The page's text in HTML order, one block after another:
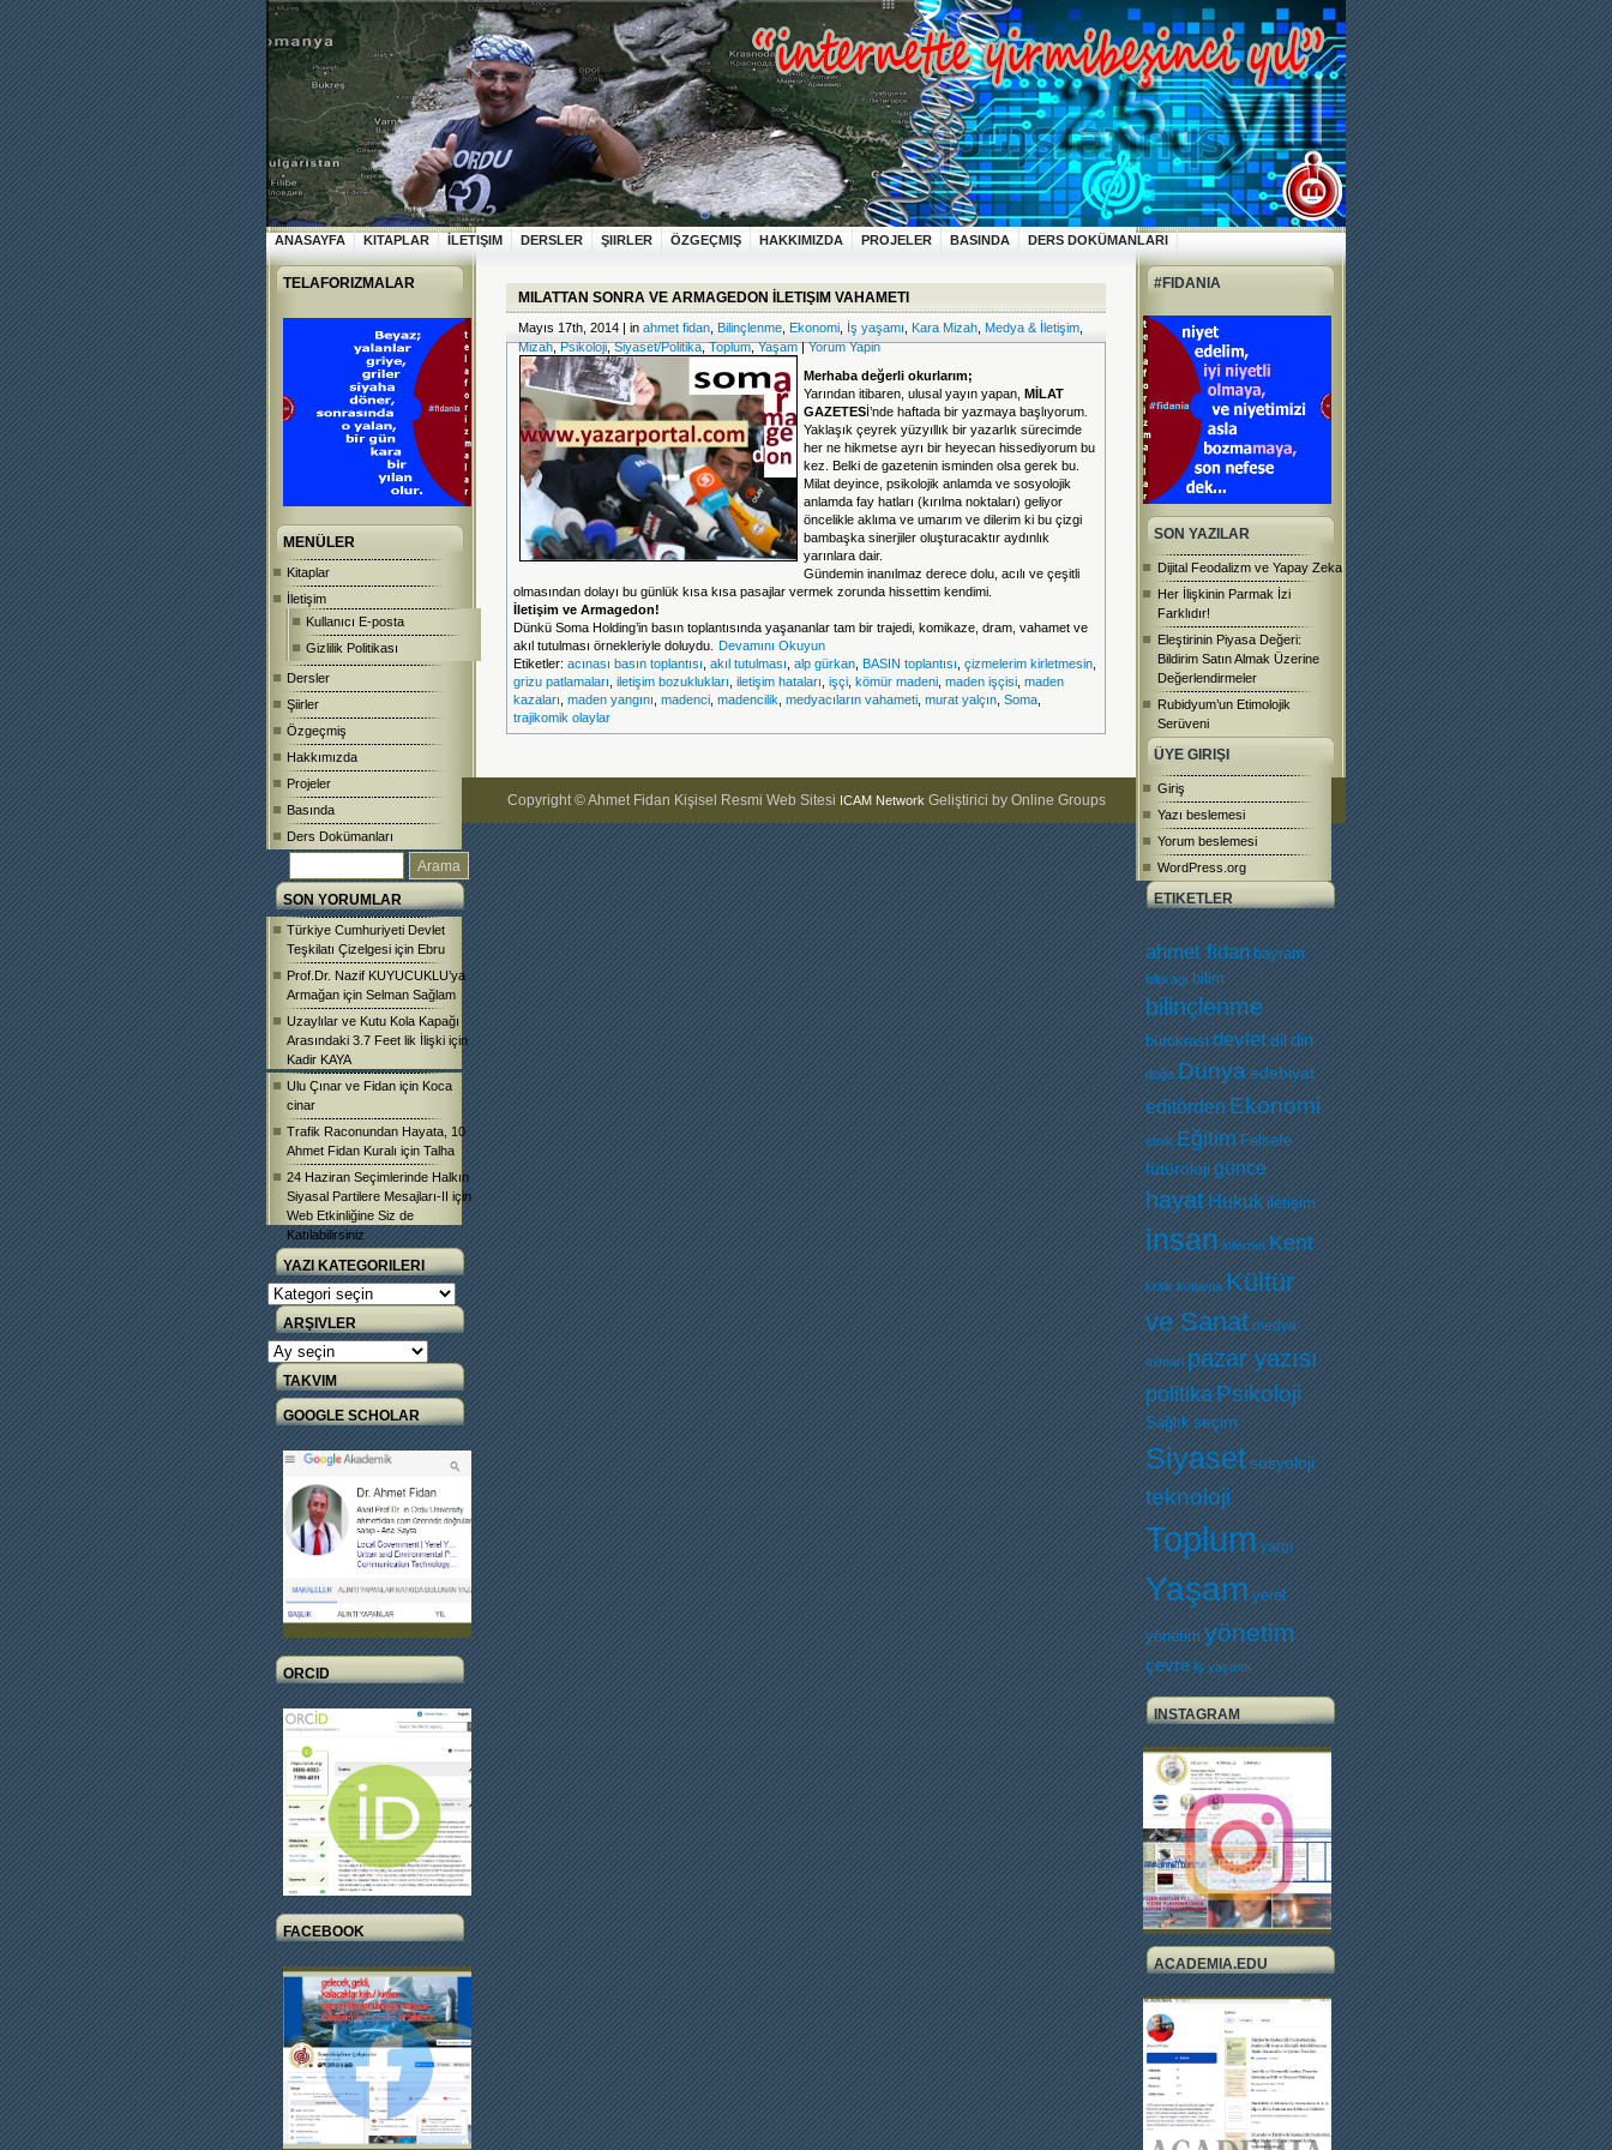
ANASAYFA KITAPLAR İLETIŞIM DERSLER ŞIIRLER ÖZGEÇMIŞ HAKKIMIZDA PROJELER BASINDA DERS DOKÜMANLARI
TELAFORIZMALAR
MENÜLER
Kitaplar
İletişim
Kullanıcı E-posta
Gizlilik Politikası
Dersler
Şiirler
Özgeçmiş
Hakkımızda
Projeler
Basında
Ders Dokümanları
SON YORUMLAR
Türkiye Cumhuriyeti Devlet
Teşkilatı Çizelgesi için Ebru
Prof.Dr. Nazif KUYUCUKLU’ya
Armağan için Selman Sağlam
Uzaylılar ve Kutu Kola Kapağı
Arasındaki 3.7 Feet lik İlişki için
Kadir KAYA
Ulu Çınar ve Fidan için Koca
cinar
Trafik Raconundan Hayata, 10
Ahmet Fidan Kuralı için Talha
24 Haziran Seçimlerinde Halkın
Siyasal Partilere Mesajları-II için
Web Etkinliğine Siz de
Katılabilirsiniz
YAZI KATEGORILERI
Yazı
Kategorileri
ARŞIVLER
Arşivler
TAKVIM
GOOGLE SCHOLAR
ORCID
FACEBOOK
#FIDANIA
SON YAZILAR
Dijital Feodalizm ve Yapay Zeka
Her İlişkinin Parmak İzi
Farklıdır!
Eleştirinin Piyasa Değeri:
Bildirim Satın Almak Üzerine
Değerlendirmeler
Rubidyum’un Etimolojik
Serüveni
ÜYE GIRIŞI
Giriş
Yazı beslemesi
Yorum beslemesi
WordPress.org
ETIKETLER
ahmet fidan bayram
bilgi agı bilim
bilinçlenme
bürokrasi devletdildin
doğa Dünya edebiyat
editörden Ekonomi
etnik Eğitim Felsefe
fütürolojigünce
hayatHukuk iletişim
insan internet Kent
kritik kutlama Kültür
ve Sanat medya
mimari pazar yazısı
politikaPsikoloji
Sağlık seçim
Siyasetsosyoloji
teknoloji
Toplum yargı
Yaşam yerel
yönetim yönetim
çevre İş yaşamı
INSTAGRAM
ACADEMIA.EDU
MILATTAN SONRA VE ARMAGEDON İLETIŞIM VAHAMETI
Mayıs 17th, 2014 | in ahmet fidan Bilinçlenme Ekonomi İş yaşamı Kara Mizah Medya & İletişim
Mizah,Psikoloji,Siyaset/Politika,Toplum,Yaşam|Yorum Yapin
Merhaba değerli okurlarım;
Yarından itibaren, ulusal yayın yapan, MİLAT
GAZETESİ’nde haftada bir yazmaya başlıyorum.
Yaklaşık çeyrek yüzyıllık bir yazarlık sürecimde
her ne hikmetse ayrı bir heyecan hissediyorum bu
kez. Belki de gazetenin isminden olsa gerek bu.
Milat deyince, psikolojik anlamda ve sosyolojik
anlamda fay hatları (kırılma noktaları) geliyor
öncelikle aklıma ve umarım ve dilerim ki bu çizgi
bambaşka sinerjiler oluşturacaktır aydınlık
yarınlara dair.
Gündemin inanılmaz derece dolu, acılı ve çeşitli
olmasından dolayı bu günlük kısa kısa pasajlar vermek zorunda hissettim kendimi.
İletişim ve Armagedon!
Dünkü Soma Holding’in basın toplantısında yaşananlar tam bir trajedi, komikaze, dram, vahamet ve
akıl tutulması örnekleriyle doluydu. Devamını Okuyun
Etiketler: acınası basın toplantısı akıl tutulması alp gürkan BASIN toplantısı çizmelerim kirletmesin
grizu patlamaları iletişim bozuklukları iletişim hataları işçi kömür madeni maden işçisi maden
kazaları maden yangını madenci madencilik medyacıların vahameti murat yalçın Soma
trajikomik olaylar
Copyright © Ahmet Fidan Kişisel Resmi Web Sitesi ICAM NetworkGeliştirici by Online Groups